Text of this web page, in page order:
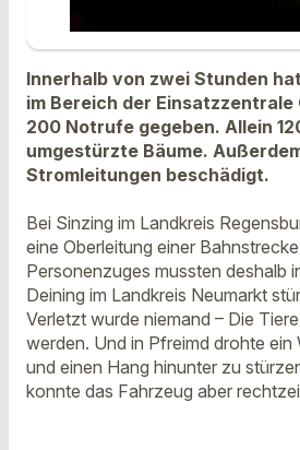
Innerhalb von zwei Stunden
im Bereich der
200 Notrufe gegeben. Allein
umgestürzte Bäume.
Stromleitungen beschädigt.
Bei Sinzing im Landkreis
eine Oberleitung einer
Personenzuges mussten deshalb
Deining im Landkreis Neumarkt
Verletzt wurde niemand – Die
werden. Und in Pfreimd drohte ein
und einen Hang hinunter zu
konnte das Fahrzeug aber